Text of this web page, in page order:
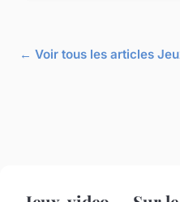
← Voir tous les articles